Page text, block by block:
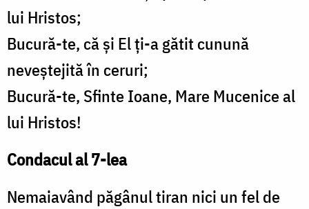
lui Hristos;
Bucură-te, că şi El ţi-a gătit cunună
neveştejită în ceruri;
Bucură-te, Sfinte Ioane, Mare Mucenice al
lui Hristos!
Condacul al 7-lea
Nemaiavând păgânul tiran nici un fel de